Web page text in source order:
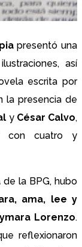
presentó una
así
escrita por
la presencia de
y César Calvo,
con cuatro y
de la BPG, hubo
ama, lee y
Lorenzo.
reflexionaron